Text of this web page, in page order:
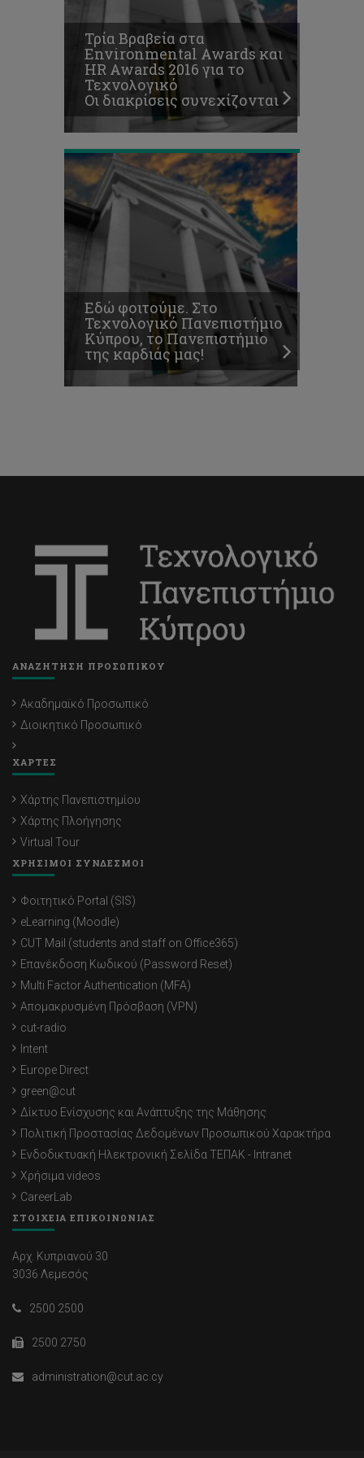
Τρία Βραβεία στα
Environmental Awards και
HR Awards 2016 για το
Τεχνολογικό
Οι διακρίσεις συνεχίζονται
Πανεπιστήμιο
Κύπρου,
το
Πανεπιστήμιο
της
καρδιάς
μας!
Εδώ φοιτούμε. Στο
Τεχνολογικό Πανεπιστήμιο
Κύπρου, το Πανεπιστήμιο
της καρδιάς μας!
ΑΝΑΖΗΤΗΣΗ ΠΡΟΣΩΠΙΚΟΥ
Ακαδημαϊκό Προσωπικό
Διοικητικό Προσωπικό
ΧΑΡΤΕΣ
Χάρτης Πανεπιστημίου
Χάρτης Πλοήγησης
Virtual Tour
ΧΡΗΣΙΜΟΙ ΣΥΝΔΕΣΜΟΙ
Φοιτητικό Portal (SIS)
eLearning (Moodle)
CUT Mail (students and staff on Office365)
Επανέκδοση Κωδικού (Password Reset)
Multi Factor Authentication (MFA)
Απομακρυσμένη Πρόσβαση (VPN)
cut-radio
Intent
Europe Direct
green@cut
Δίκτυο Ενίσχυσης και Ανάπτυξης της Μάθησης
Πολιτική Προστασίας Δεδομένων Προσωπικού Χαρακτήρα
Ενδοδικτυακή Ηλεκτρονική Σελίδα ΤΕΠΑΚ - Intranet
Χρήσιμα videos
CareerLab
ΣΤΟΙΧΕΙΑ ΕΠΙΚΟΙΝΩΝΙΑΣ
Αρχ. Κυπριανού 30
3036 Λεμεσός
2500 2500
2500 2750
administration@cut.ac.cy